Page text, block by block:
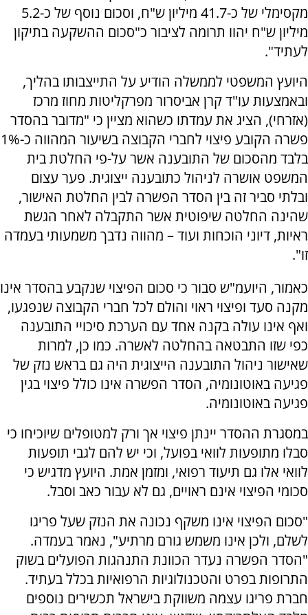
מקסימלי של כ-41.7 מיליון ש"ח, וסכום נוסף של כ-5.2
מיליון ש"ח יהוו תרומה לציבור כ"סכום ההשקעה בתיקון
לעתיד".
היועץ המשפטי לממשלה הודיע על התייצבותו בהליך,
ובאמצעות עו"ד קרן אביסרור מפרקליטות מחוז מרכז
(אזרחי), הציג את עמדתו כשהוא מציין כי "מדובר בהסדר
פשרה הקובע פיצוי לחברי הקבוצה בשיעור המהווה כ-1%
בלבד מהסכום של התובענה אשר על-פי החלטת בית
המשפט אושרה לניהול כתובענה ייצוגית. פער עצום
ובלתי סביר זה בין הסדר הפשרה לבין החלטת האישור,
שהינה החלטה שיפוטית אשר התקבלה לאחר הגשת
ראיות, דיוני הוכחות ועוד – מהווה נדבך משמעותי בעמדה
זו".
כאמור, היועמ"ש סבור כי סכום הפיצוי שנקבע בהסדר אינו
מקנה סעד ופיצוי ראוי והולם לכל חברי הקבוצה שנפגעו,
ואף אינו עולה בקנה אחד עם הערכת סיכויי התובענה
כפי שזו התבטאה בהחלטה לאשרה. כמו כן, למרות
שאישור ניהול התובענה הייצוגית היה גם בראש נזק של
פגיעה באוטונומיה, הסדר הפשרה אינו כולל פיצוי בגין
פגיעה באוטונומיה.
במסגרת ההסדר יינתן פיצוי אך ורק למטופלים שיוכיחו כי
סבלו מתופעות לוואי בפועל, וכי יש להם לגבי תופעות
לוואי אלו גם תיעוד רפואי, ומזמן אמת. היועץ מדגיש כי
סכומי הפיצוי אינם ראויים, גם לא עבור כאב וסבל.
"סכום הפיצוי אינו משקף נכונה את הנזק שעל פריגו
לשלם, ולכן אינו משמש גורם מרתיע", נאמר בעמדה.
"הסדר הפשרה נעדר הכוונת התנהגות הפועלים בשוק
התרופות בפרט והטכנולוגיות הרפואיות בכלל בעתיד.
חברת פריגו עצמה משווקת בישראל תכשירים נוספים